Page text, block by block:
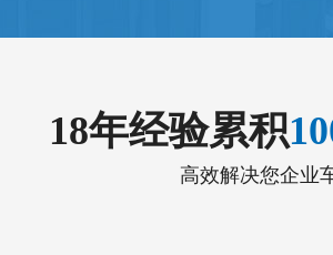
18年经验累积
高效解决您企业